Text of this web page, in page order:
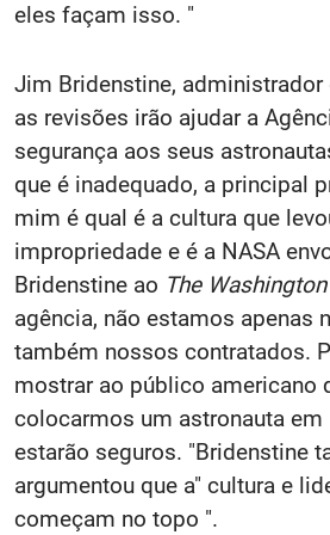
eles façam isso. "
Jim Bridenstine, administrador
as revisões irão ajudar a
segurança aos seus
que é inadequado, a principal
mim é qual é a cultura que
impropriedade e é a NASA
Bridenstine ao The
agência, não estamos apenas
também nossos contratados.
mostrar ao público americano
colocarmos um astronauta em
estarão seguros. "Bridenstine
argumentou que a" cultura e
começam no topo ".